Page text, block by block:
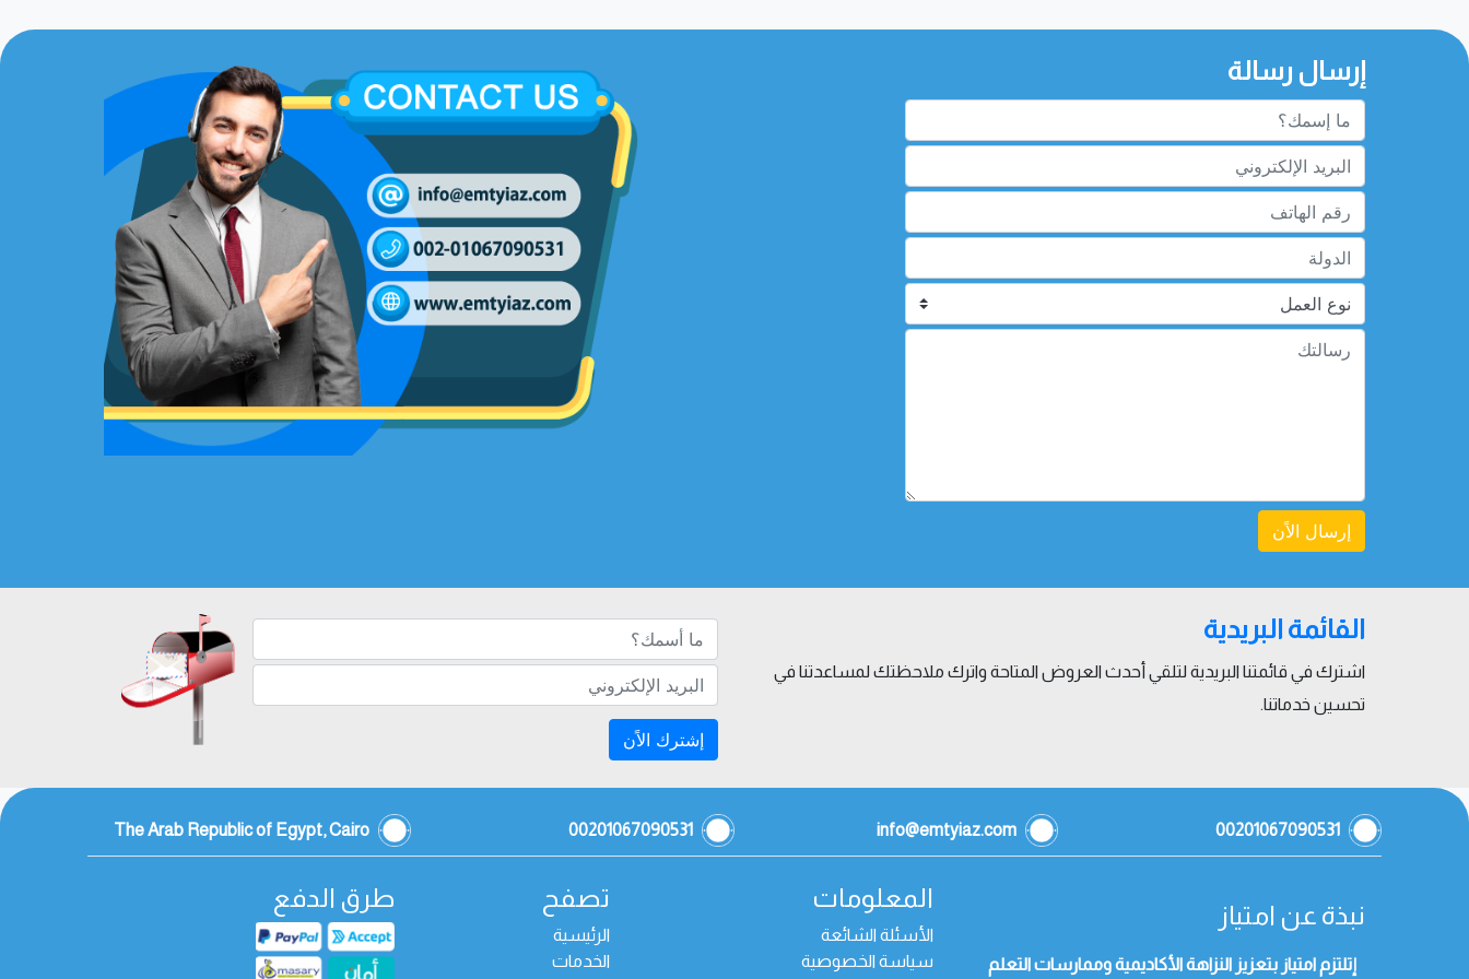
إرسال رسالة
إرسال الاًن
القائمة البريدية
اشترك في قائمتنا البريدية لتلقي أحدث العروض المتاحة واترك ملاحظتك لمساعدتنا في
تحسين خدماتنا.
إشترك الاًن
00201067090531
info@emtyiaz.com
00201067090531
The Arab Republic of Egypt, Cairo
نبذة عن امتياز
إتلتزم امتياز بتعزيز النزاهة الأكاديمية وممارسات التعلم
المعلومات
الأسئلة الشائعة
سياسة الخصوصية
تصفح
الرئيسية
الخدمات
طرق الدفع